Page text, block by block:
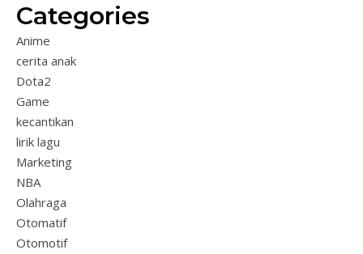
Categories
Anime
cerita anak
Dota2
Game
kecantikan
lirik lagu
Marketing
NBA
Olahraga
Otomatif
Otomotif